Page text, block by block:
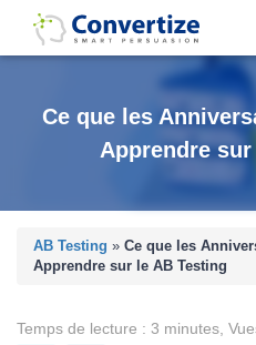
Ce que les
Apprendre
AB Testing » Ce que les
Apprendre sur le AB Testing
Temps de lecture : 3 minutes